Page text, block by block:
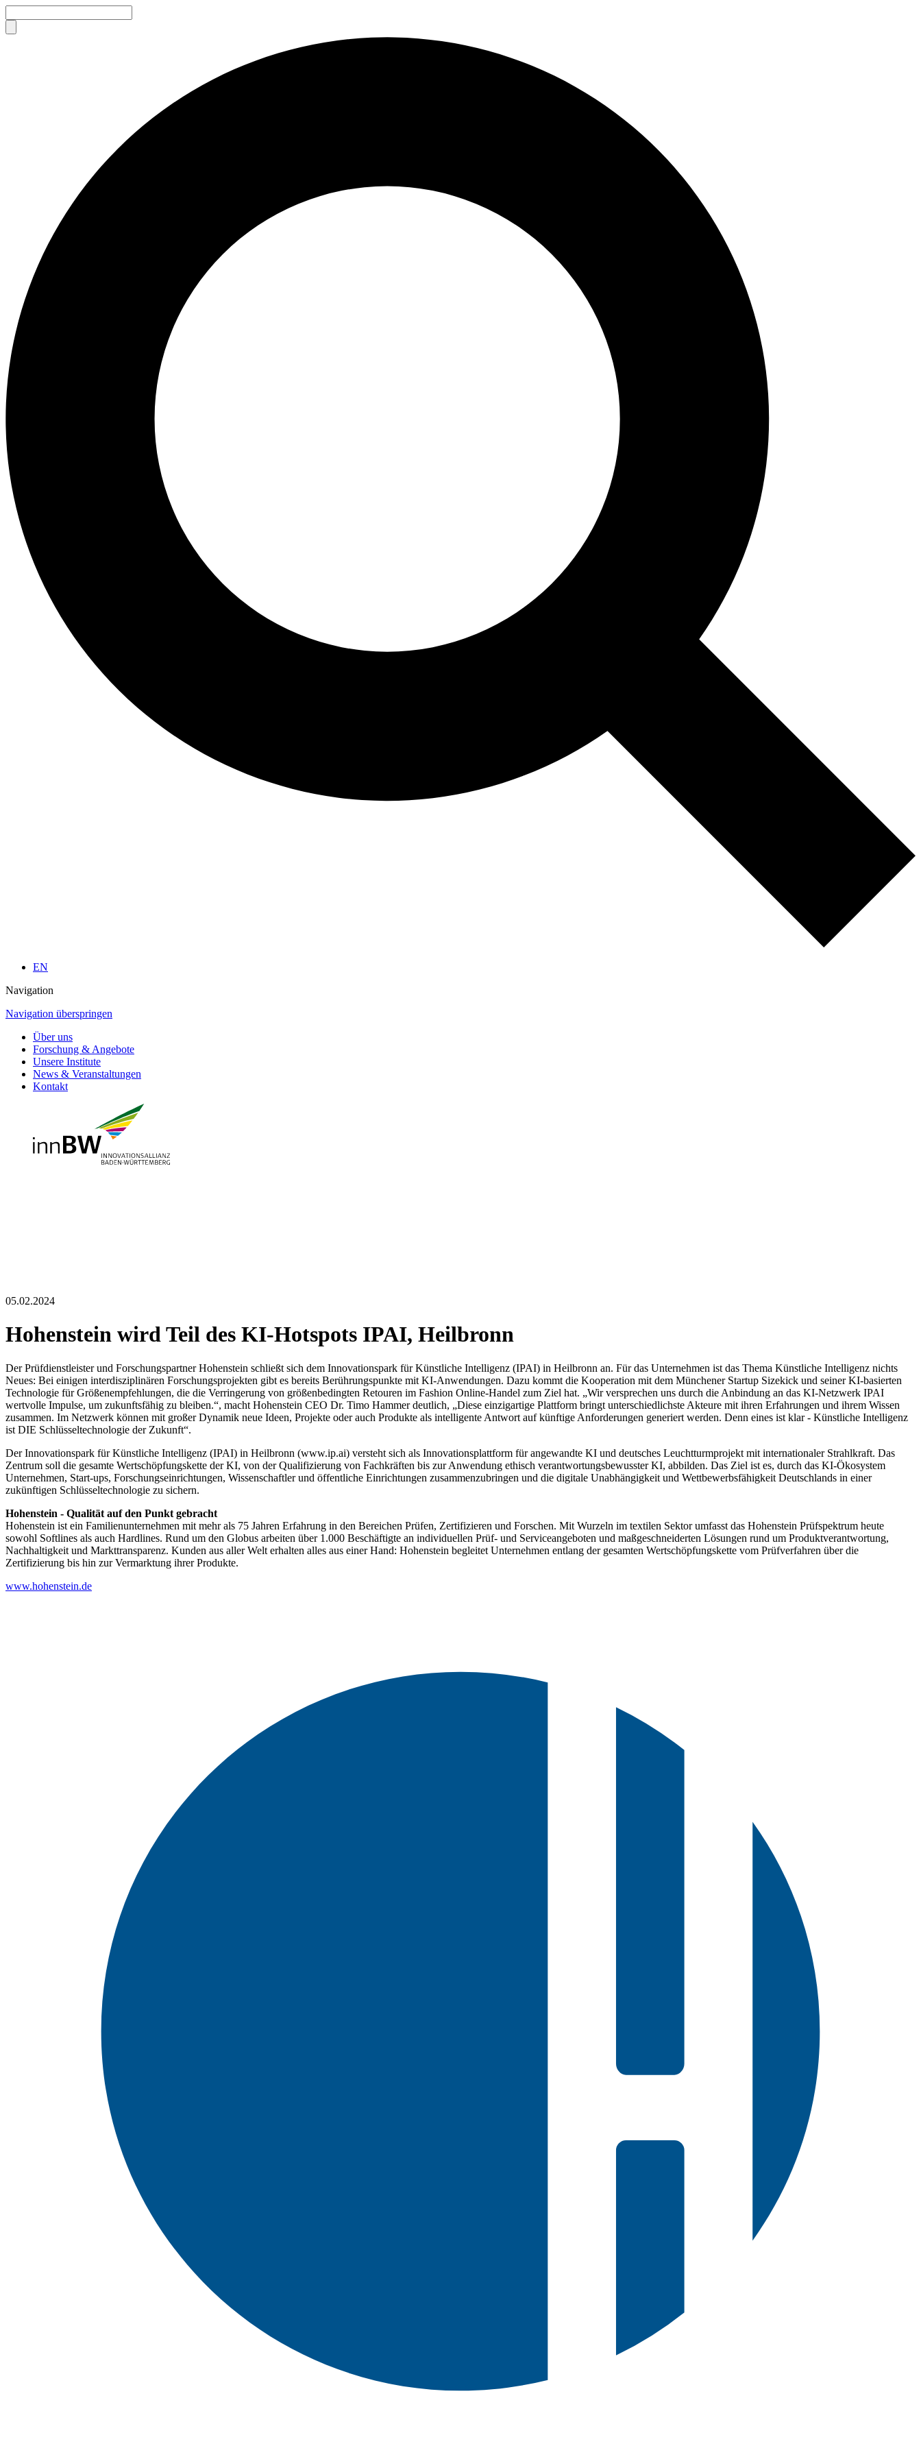
EN
Navigation
Navigation überspringen
Über uns
Forschung & Angebote
Unsere Institute
News & Veranstaltungen
Kontakt
05.02.2024
Hohenstein wird Teil des KI-Hotspots IPAI, Heilbronn
Der Prüfdienstleister und Forschungspartner Hohenstein schließt sich dem Innovationspark für Künstliche Intelligenz (IPAI) in Heilbronn an. Für das Unternehmen ist das Thema Künstliche Intelligenz nichts
Neues: Bei einigen interdisziplinären Forschungsprojekten gibt es bereits Berührungspunkte mit KI-Anwendungen. Dazu kommt die Kooperation mit dem Münchener Startup Sizekick und seiner KI-basierten
Technologie für Größenempfehlungen, die die Verringerung von größenbedingten Retouren im Fashion Online-Handel zum Ziel hat. „Wir versprechen uns durch die Anbindung an das KI-Netzwerk IPAI
wertvolle Impulse, um zukunftsfähig zu bleiben.“, macht Hohenstein CEO Dr. Timo Hammer deutlich, „Diese einzigartige Plattform bringt unterschiedlichste Akteure mit ihren Erfahrungen und ihrem Wissen
zusammen. Im Netzwerk können mit großer Dynamik neue Ideen, Projekte oder auch Produkte als intelligente Antwort auf künftige Anforderungen generiert werden. Denn eines ist klar - Künstliche Intelligenz
ist DIE Schlüsseltechnologie der Zukunft“.
Der Innovationspark für Künstliche Intelligenz (IPAI) in Heilbronn (www.ip.ai) versteht sich als Innovationsplattform für angewandte KI und deutsches Leuchtturmprojekt mit internationaler Strahlkraft. Das
Zentrum soll die gesamte Wertschöpfungskette der KI, von der Qualifizierung von Fachkräften bis zur Anwendung ethisch verantwortungsbewusster KI, abbilden. Das Ziel ist es, durch das KI-Ökosystem
Unternehmen, Start-ups, Forschungseinrichtungen, Wissenschaftler und öffentliche Einrichtungen zusammenzubringen und die digitale Unabhängigkeit und Wettbewerbsfähigkeit Deutschlands in einer
zukünftigen Schlüsseltechnologie zu sichern.
Hohenstein - Qualität auf den Punkt gebracht
Hohenstein ist ein Familienunternehmen mit mehr als 75 Jahren Erfahrung in den Bereichen Prüfen, Zertifizieren und Forschen. Mit Wurzeln im textilen Sektor umfasst das Hohenstein Prüfspektrum heute
sowohl Softlines als auch Hardlines. Rund um den Globus arbeiten über 1.000 Beschäftigte an individuellen Prüf- und Serviceangeboten und maßgeschneiderten Lösungen rund um Produktverantwortung,
Nachhaltigkeit und Markttransparenz. Kunden aus aller Welt erhalten alles aus einer Hand: Hohenstein begleitet Unternehmen entlang der gesamten Wertschöpfungskette vom Prüfverfahren über die
Zertifizierung bis hin zur Vermarktung ihrer Produkte.
www.hohenstein.de